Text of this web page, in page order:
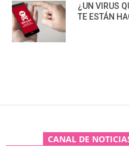
¿UN VIRUS
TE ESTÁN
CANAL DE